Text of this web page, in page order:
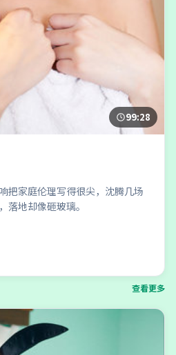
99:28
把家庭伦理写得很尖，沈腾几场
落地却像砸玻璃。
查看更多